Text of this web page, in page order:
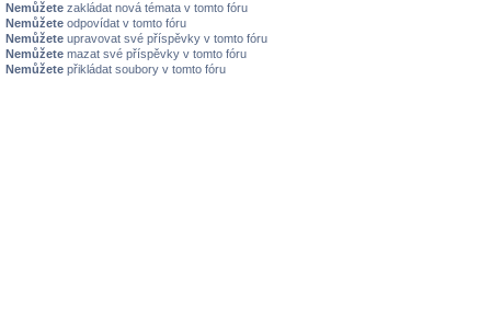
Nemůžete zakládat nová témata v tomto fóru
Nemůžete odpovídat v tomto fóru
Nemůžete upravovat své příspěvky v tomto fóru
Nemůžete mazat své příspěvky v tomto fóru
Nemůžete přikládat soubory v tomto fóru